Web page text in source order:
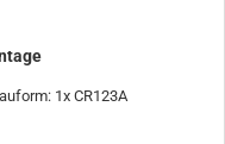
1x CR123A